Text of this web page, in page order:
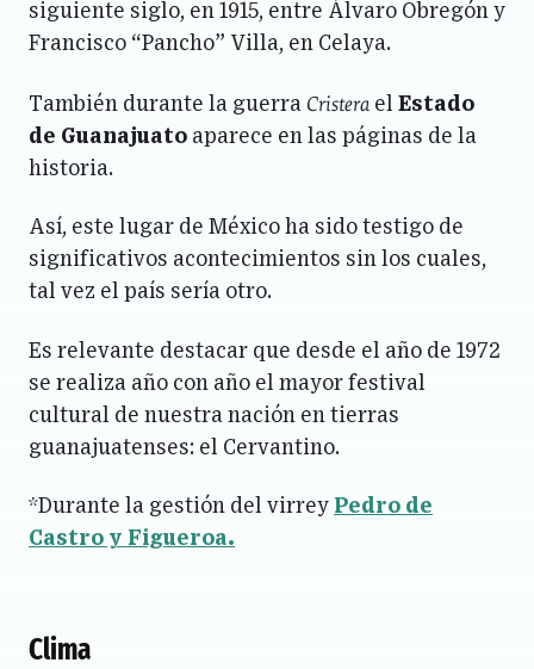
siguiente siglo, en 1915, entre Álvaro Obregón y
Francisco “Pancho” Villa, en Celaya.
También durante la guerra Cristera el Estado
de Guanajuato aparece en las páginas de la
historia.
Así, este lugar de México ha sido testigo de
significativos acontecimientos sin los cuales,
tal vez el país sería otro.
Es relevante destacar que desde el año de 1972
se realiza año con año el mayor festival
cultural de nuestra nación en tierras
guanajuatenses: el Cervantino.
*Durante la gestión del virrey Pedro de
Castro y Figueroa.
Clima